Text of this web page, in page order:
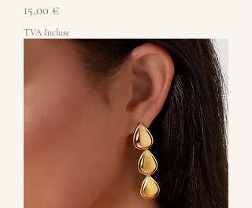
Prix
15,00 €
TVA Incluse